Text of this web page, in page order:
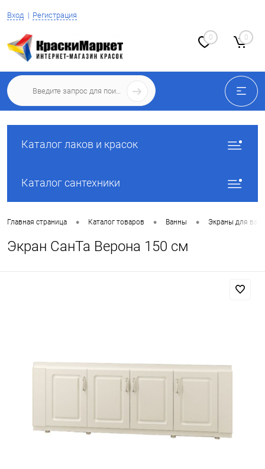
Вход Регистрация
0 0
Каталог лаков и красок
Каталог сантехники
Главная страница • Каталог товаров • Ванны • Экраны для ванн
Экран СанТа Верона 150 см